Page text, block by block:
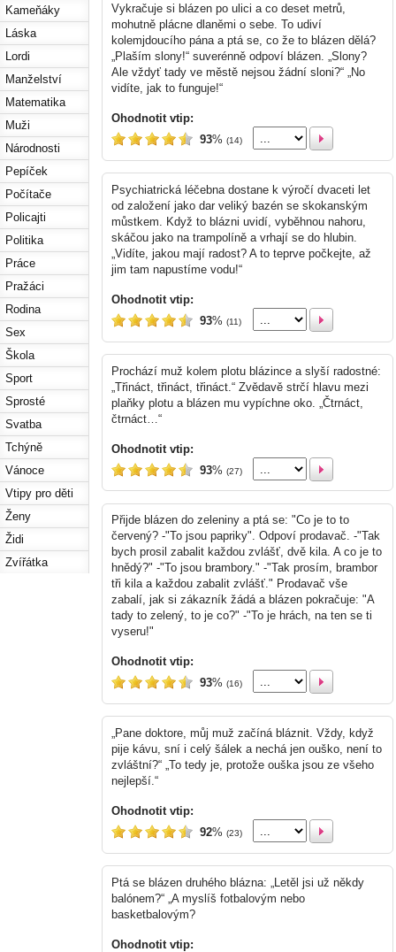
Vykračuje si blázen po ulici a co deset metrů,
mohutně plácne dlaněmi o sebe. To udiví
kolemjdoucího pána a ptá se, co že to blázen dělá?
„Plaším slony!“ suverénně odpoví blázen. „Slony?
Ale vždyť tady ve městě nejsou žádní sloni?“ „No
vidíte, jak to funguje!“
Ohodnotit vtip:
93% (14)
Psychiatrická léčebna dostane k výročí dvaceti let
od založení jako dar veliký bazén se skokanským
můstkem. Když to blázni uvidí, vyběhnou nahoru,
skáčou jako na trampolíně a vrhají se do hlubin.
„Vidíte, jakou mají radost? A to teprve počkejte, až
jim tam napustíme vodu!“
Ohodnotit vtip:
93% (11)
Prochází muž kolem plotu blázince a slyší radostné:
„Třináct, třináct, třináct.“ Zvědavě strčí hlavu mezi
plaňky plotu a blázen mu vypíchne oko. „Čtrnáct,
čtrnáct…“
Ohodnotit vtip:
93% (27)
Přijde blázen do zeleniny a ptá se: "Co je to to
červený? -"To jsou papriky". Odpoví prodavač. -"Tak
bych prosil zabalit každou zvlášť, dvě kila. A co je to
hnědý?" -"To jsou brambory." -"Tak prosím, brambor
tři kila a každou zabalit zvlášť." Prodavač vše
zabalí, jak si zákazník žádá a blázen pokračuje: "A
tady to zelený, to je co?" -"To je hrách, na ten se ti
vyseru!"
Ohodnotit vtip:
93% (16)
„Pane doktore, můj muž začíná bláznit. Vždy, když
pije kávu, sní i celý šálek a nechá jen ouško, není to
zvláštní?“ „To tedy je, protože ouška jsou ze všeho
nejlepší.“
Ohodnotit vtip:
92% (23)
Ptá se blázen druhého blázna: „Letěl jsi už někdy
balónem?“ „A myslíš fotbalovým nebo
basketbalovým?
Ohodnotit vtip:
Kameňáky
Láska
Lordi
Manželství
Matematika
Muži
Národnosti
Pepíček
Počítače
Policajti
Politika
Práce
Pražáci
Rodina
Sex
Škola
Sport
Sprosté
Svatba
Tchýně
Vánoce
Vtipy pro děti
Ženy
Židi
Zvířátka